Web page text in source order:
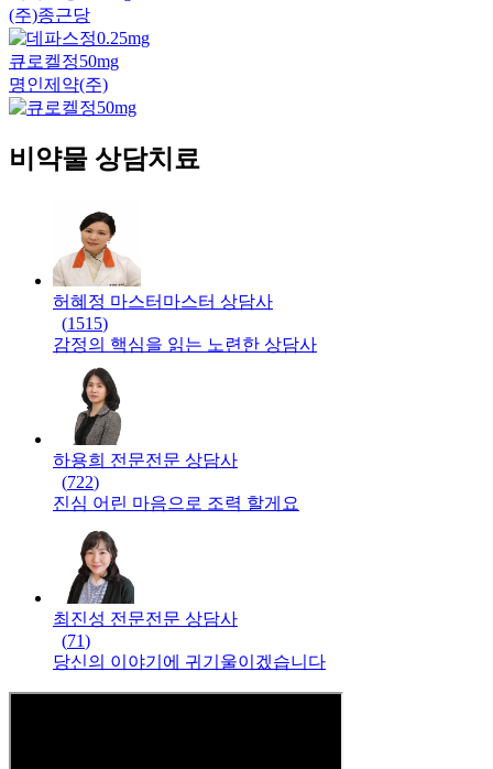
(주)종근당
큐로켈정50mg
명인제약(주)
비약물 상담치료
허혜정 마스터 마스터 상담사
(1515)
감정의 핵심을 읽는 노련한 상담사
하용희 전문전문 상담사
(722)
진심 어린 마음으로 조력 할게요
최진성 전문전문 상담사
(71)
당신의 이야기에 귀기울이겠습니다